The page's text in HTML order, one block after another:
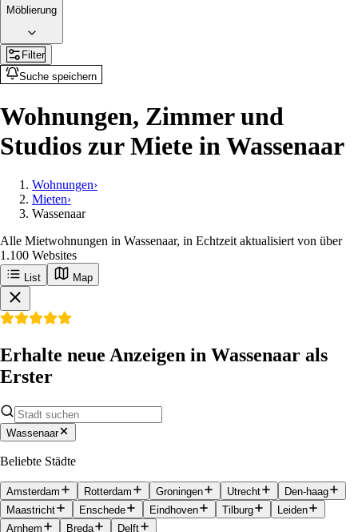
Möblierung
Filter
Suche speichern
Wohnungen, Zimmer und
Studios zur Miete in Wassenaar
Wohnungen›
Mieten›
Wassenaar
Alle Mietwohnungen in Wassenaar, in Echtzeit aktualisiert von über
1.100 Websites
List Map
Erhalte neue Anzeigen in Wassenaar als
Erster
Wassenaar
Beliebte Städte
Amsterdam Rotterdam Groningen Utrecht
Den-haag
Maastricht
Enschede Eindhoven Tilburg
Leiden
Arnhem
Breda
Delft